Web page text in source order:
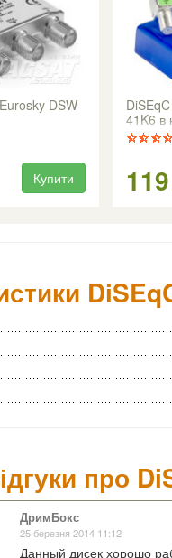
DSW-
Купити
41K6 в
119
про
ДримБокс
25 березня 2014 11:12
Данный дисек хорошо